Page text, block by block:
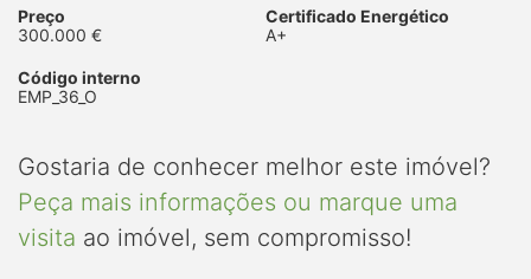
Preço
300.000 €
Certificado Energético
A+
Código interno
EMP_36_O
Gostaria de conhecer melhor este imóvel?
Peça mais informações ou marque uma
visita ao imóvel, sem compromisso!